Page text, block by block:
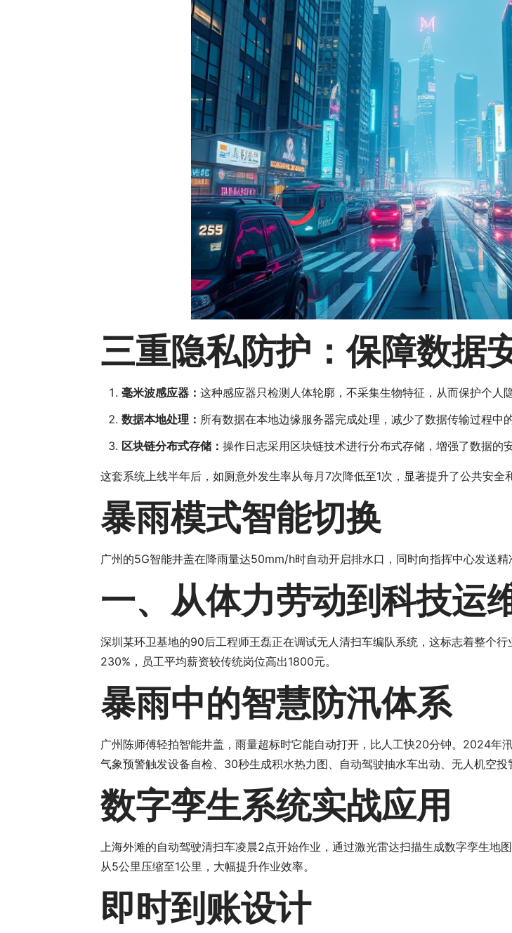
三重隐私防护：保障数据
毫米波感应器： 这种感应器只检测人体轮廓，不采集生物特征，从而保护个人隐
数据本地处理： 所有数据在本地边缘服务器完成处理，减少了数据传输过程中的
区块链分布式存储： 操作日志采用区块链技术进行分布式存储，增强了数据的
这套系统上线半年后，如厕意外发生率从每月7次降低至1次，显著提升了公共安全
暴雨模式智能切换
广州的5G智能井盖在降雨量达50mm/h时自动开启排水口，同时向指挥中心发送
一、从体力劳动到科技运
深圳某环卫基地的90后工程师王磊正在调试无人清扫车编队系统，这标志着整个
230%，员工平均薪资较传统岗位高出1800元。
暴雨中的智慧防汛体系
广州陈师傅轻拍智能井盖，雨量超标时它能自动打开，比人工快20分钟。2024年
气象预警触发设备自检、30秒生成积水热力图、自动驾驶抽水车出动、无人机空投
数字孪生系统实战应用
上海外滩的自动驾驶清扫车凌晨2点开始作业，通过激光雷达扫描生成数字孪生地
从5公里压缩至1公里，大幅提升作业效率。
即时到账设计